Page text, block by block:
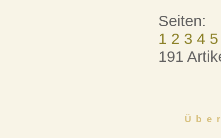
Seiten:
1 2 3 4 5
191